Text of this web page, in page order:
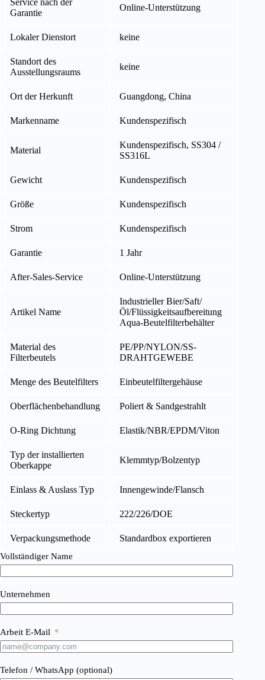
Service nach der
Garantie
Online-Unterstützung
Lokaler Dienstort keine
Standort des
Ausstellungsraums
keine
Ort der Herkunft Guangdong, China
Markenname Kundenspezifisch
Material
Kundenspezifisch, SS304 /
SS316L
Gewicht Kundenspezifisch
Größe Kundenspezifisch
Strom Kundenspezifisch
Garantie 1 Jahr
After-Sales-Service Online-Unterstützung
Artikel Name
Industrieller Bier/Saft/
Öl/Flüssigkeitsaufbereitung
Aqua-Beutelfilterbehälter
Material des
Filterbeutels
PE/PP/NYLON/SS-
DRAHTGEWEBE
Menge des Beutelfilters Einbeutelfiltergehäuse
Oberflächenbehandlung Poliert & Sandgestrahlt
O-Ring Dichtung Elastik/NBR/EPDM/Viton
Typ der installierten
Oberkappe
Klemmtyp/Bolzentyp
Einlass & Auslass Typ Innengewinde/Flansch
Steckertyp 222/226/DOE
Verpackungsmethode Standardbox exportieren
Vollständiger Name
Unternehmen
Arbeit E-Mail
Telefon / WhatsApp (optional)